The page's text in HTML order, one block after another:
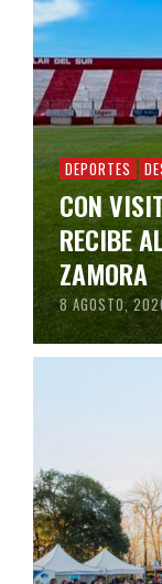
DEPORTES
CON
RECIBE
ZAMORA
8 AGOSTO,